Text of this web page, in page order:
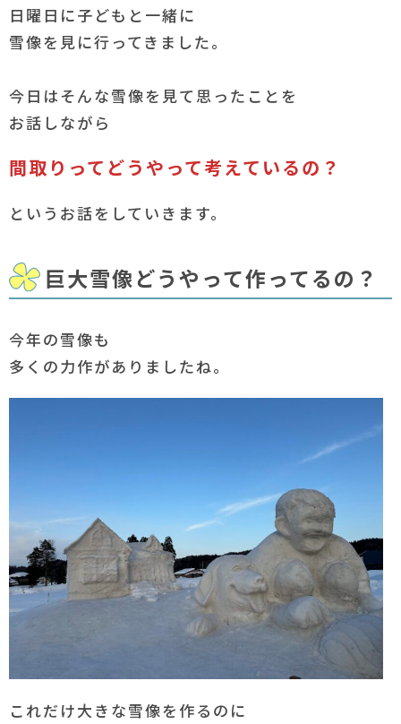
日曜日に子どもと一緒に
雪像を見に行ってきました。
今日はそんな雪像を見て思ったことを
お話しながら
間取りってどうやって考えているの？
というお話をしていきます。
巨大雪像どうやって作ってるの？
今年の雪像も
多くの力作がありましたね。
これだけ大きな雪像を作るのに